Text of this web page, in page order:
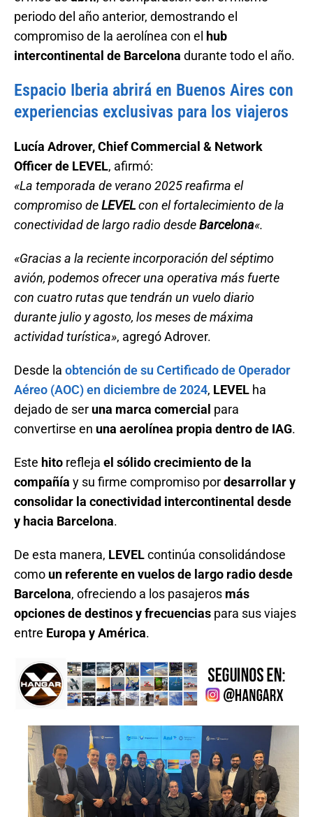
periodo del año anterior, demostrando el
compromiso de la aerolínea con el hub
intercontinental de Barcelona durante todo el año.
Espacio Iberia abrirá en Buenos Aires con
experiencias exclusivas para los viajeros
Lucía Adrover, Chief Commercial & Network
Officer de LEVEL, afirmó:
«La temporada de verano 2025 reafirma el
compromiso deLEVELcon el fortalecimiento de la
conectividad de largo radio desdeBarcelona«.
«Gracias a la reciente incorporación del séptimo
avión, podemos ofrecer una operativa más fuerte
con cuatro rutas que tendrán un vuelo diario
durante julio y agosto, los meses de máxima
actividad turística», agregó Adrover.
Desde la obtención de su Certificado de Operador
Aéreo (AOC) en diciembre de 2024, LEVEL ha
dejado de ser una marca comercial para
convertirse en una aerolínea propia dentro de IAG.
Este hito refleja el sólido crecimiento de la
compañía y su firme compromiso pordesarrollar y
consolidar la conectividad intercontinental desde
y hacia Barcelona.
De esta manera, LEVELcontinúa consolidándose
como un referente en vuelos de largo radio desde
Barcelona, ofreciendo a los pasajeros más
opciones de destinos y frecuencias para sus viajes
entre Europa y América.